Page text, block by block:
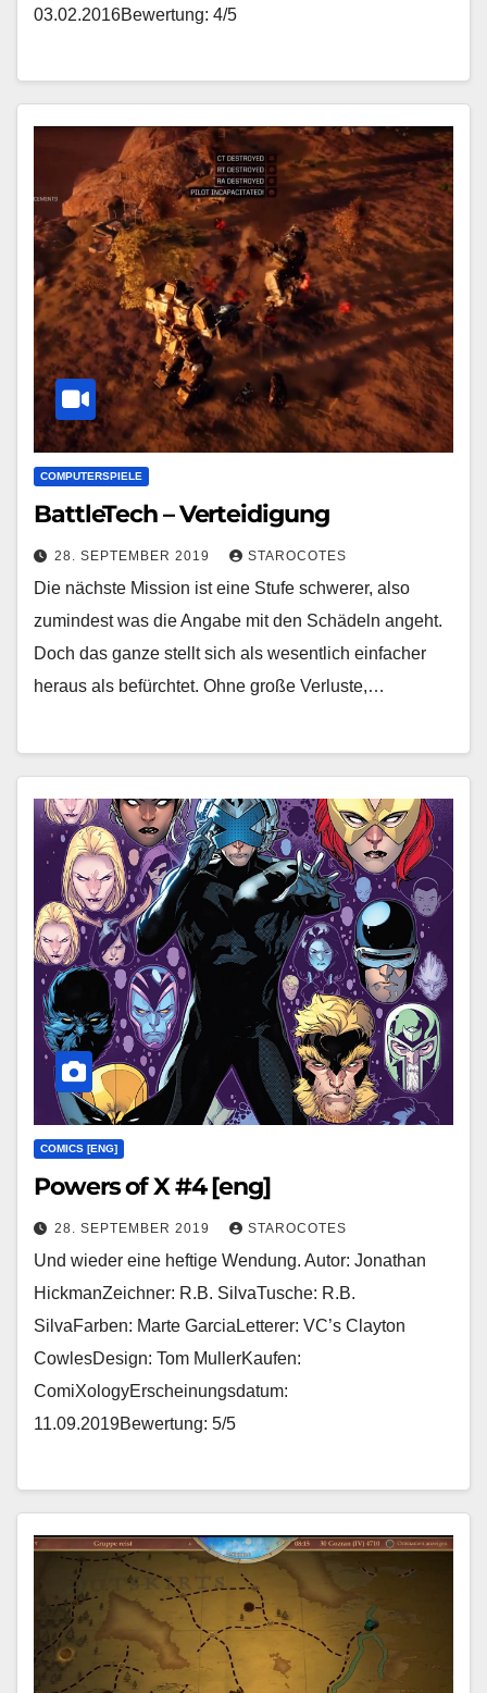
03.02.2016Bewertung: 4/5
COMPUTERSPIELE
BattleTech – Verteidigung
28. SEPTEMBER 2019 STAROCOTES
Die nächste Mission ist eine Stufe schwerer, also
zumindest was die Angabe mit den Schädeln angeht.
Doch das ganze stellt sich als wesentlich einfacher
heraus als befürchtet. Ohne große Verluste,…
COMICS [ENG]
Powers of X #4 [eng]
28. SEPTEMBER 2019 STAROCOTES
Und wieder eine heftige Wendung. Autor: Jonathan
HickmanZeichner: R.B. SilvaTusche: R.B.
SilvaFarben: Marte GarciaLetterer: VC’s Clayton
CowlesDesign: Tom MullerKaufen:
ComiXologyErscheinungsdatum:
11.09.2019Bewertung: 5/5